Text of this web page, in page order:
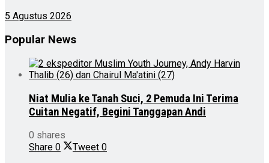
5 Agustus 2026
Popular News
Niat Mulia ke Tanah Suci, 2 Pemuda Ini Terima
Cuitan Negatif, Begini Tanggapan Andi
0 shares
Share 0 Tweet 0